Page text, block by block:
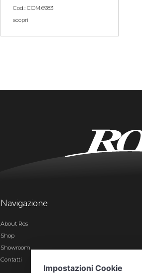
Cod.: COM.6983
scopri
Navigazione
About Ros
Shop
Showroom
Contatti